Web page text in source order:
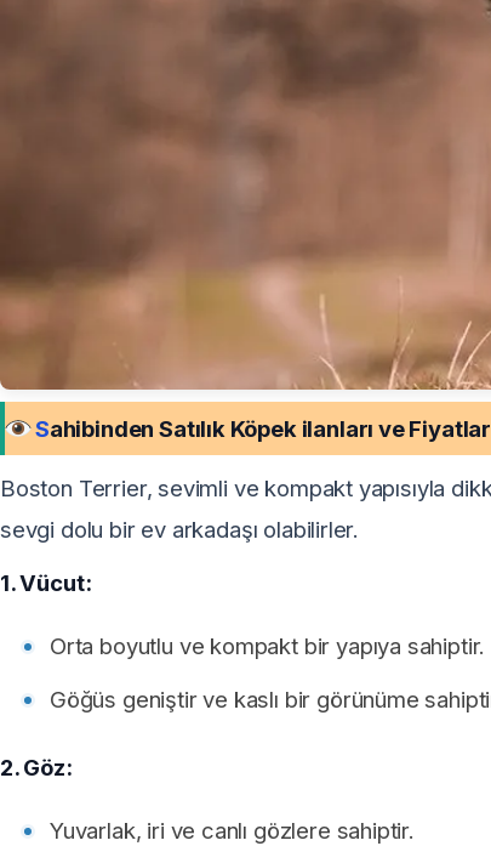
Sahibinden Satılık Köpek ilanları ve
Boston Terrier, sevimli ve kompakt yapısıyla
sevgi dolu bir ev arkadaşı olabilirler.
1. Vücut:
Orta boyutlu ve kompakt bir yapıya sahiptir.
Göğüs geniştir ve kaslı bir görünüme
2. Göz:
Yuvarlak, iri ve canlı gözlere sahiptir.